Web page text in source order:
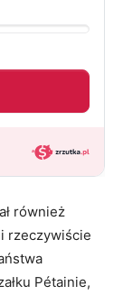
również
rzeczywiście
Pétainie,